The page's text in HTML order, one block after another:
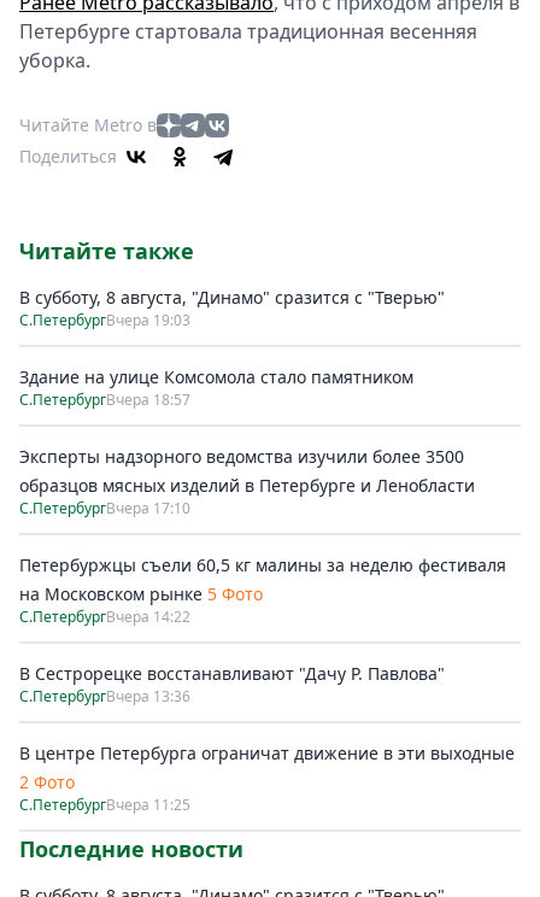
Петербурге стартовала традиционная весенняя
уборка.
Читайте Metro в
Поделиться
Читайте также
В субботу, 8 августа, "Динамо" сразится с "Тверью"
С.ПетербургВчера 19:03
Здание на улице Комсомола стало памятником
С.ПетербургВчера 18:57
Эксперты надзорного ведомства изучили более 3500
образцов мясных изделий в Петербурге и Ленобласти
С.ПетербургВчера 17:10
Петербуржцы съели 60,5 кг малины за неделю фестиваля
на Московском рынке 5 Фото
С.ПетербургВчера 14:22
В Сестрорецке восстанавливают "Дачу Р. Павлова"
С.ПетербургВчера 13:36
В центре Петербурга ограничат движение в эти выходные
2 Фото
С.ПетербургВчера 11:25
Последние новости